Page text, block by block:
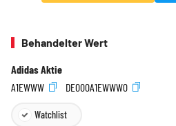
Behandelter Wert
Adidas Aktie
A1EWWW
DE000A1EWWW0
Watchlist